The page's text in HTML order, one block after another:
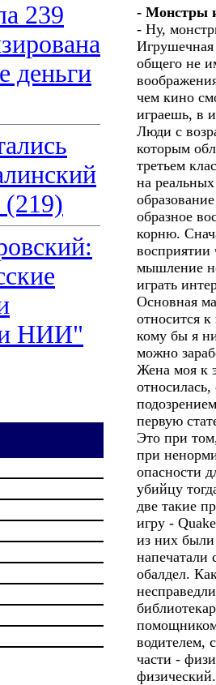
239
деньги
(219)
НИИ"
- Монстры
- Ну,
Игрушечная
общего не
чем кино
играешь, в
Люди с
которым
третьем
на
образное
корню.
восприятии
мышление
играть
Основная
относится
кому бы я
можно
Жена моя к
первую
Это при
при
опасности
убийцу
две такие
игру -
из них были
напечатали
обалдел.
водителем,
части -